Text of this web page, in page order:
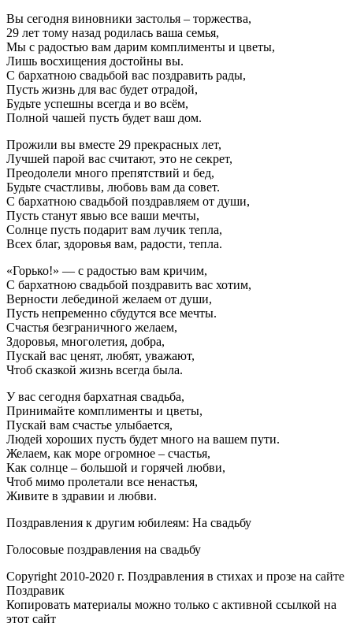
Вы сегодня виновники застолья – торжества,
29 лет тому назад родилась ваша семья,
Мы с радостью вам дарим комплименты и цветы,
Лишь восхищения достойны вы.
С бархатною свадьбой вас поздравить рады,
Пусть жизнь для вас будет отрадой,
Будьте успешны всегда и во всём,
Полной чашей пусть будет ваш дом.
Прожили вы вместе 29 прекрасных лет,
Лучшей парой вас считают, это не секрет,
Преодолели много препятствий и бед,
Будьте счастливы, любовь вам да совет.
С бархатною свадьбой поздравляем от души,
Пусть станут явью все ваши мечты,
Солнце пусть подарит вам лучик тепла,
Всех благ, здоровья вам, радости, тепла.
«Горько!» — с радостью вам кричим,
С бархатною свадьбой поздравить вас хотим,
Верности лебединой желаем от души,
Пусть непременно сбудутся все мечты.
Счастья безграничного желаем,
Здоровья, многолетия, добра,
Пускай вас ценят, любят, уважают,
Чтоб сказкой жизнь всегда была.
У вас сегодня бархатная свадьба,
Принимайте комплименты и цветы,
Пускай вам счастье улыбается,
Людей хороших пусть будет много на вашем пути.
Желаем, как море огромное – счастья,
Как солнце – большой и горячей любви,
Чтоб мимо пролетали все ненастья,
Живите в здравии и любви.
Поздравления к другим юбилеям: На свадьбу
Голосовые поздравления на свадьбу
Copyright 2010-2020 г. Поздравления в стихах и прозе на сайте
Поздравик
Копировать материалы можно только с активной ссылкой на
этот сайт